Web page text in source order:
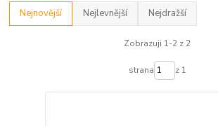
Nejnovější Nejlevnější Nejdražší
Zobrazuji 1-2 z 2
strana z 1